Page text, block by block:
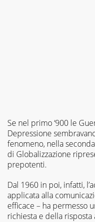
Se nel primo ‘900 le
Depressione
fenomeno, nella
di Globalizzazione
prepotenti.
Dal 1960 in poi, infatti,
applicata alla
efficace – ha permesso
richiesta e della risposta